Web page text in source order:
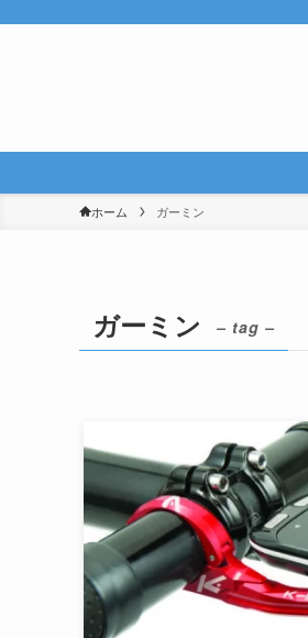
ホーム ガーミン
ガーミン – tag –